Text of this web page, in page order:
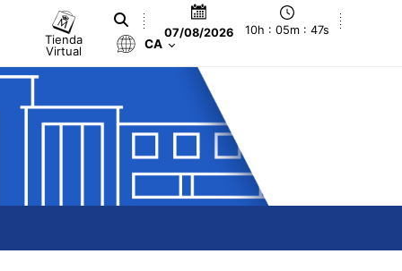
Tienda
Virtual
07/08/2026 10h : 05m : 48s
CA